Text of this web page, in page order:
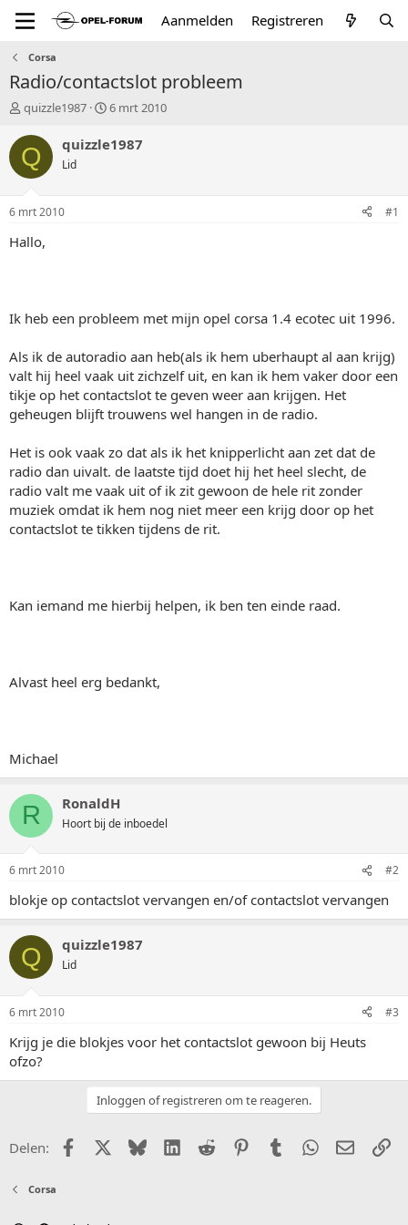
Aanmelden Registreren
Corsa
Radio/contactslot probleem
T
p
i
a
r
quizzle1987
S
a
6 mrt 2010
Q quizzle1987
Lid
6 mrt 2010 #1
Hallo,
Ik heb een probleem met mijn opel corsa 1.4 ecotec uit 1996.
Als ik de autoradio aan heb(als ik hem uberhaupt al aan krijg)
valt hij heel vaak uit zichzelf uit, en kan ik hem vaker door een
tikje op het contactslot te geven weer aan krijgen. Het
geheugen blijft trouwens wel hangen in de radio.
Het is ook vaak zo dat als ik het knipperlicht aan zet dat de
radio dan uivalt. de laatste tijd doet hij het heel slecht, de
radio valt me vaak uit of ik zit gewoon de hele rit zonder
muziek omdat ik hem nog niet meer een krijg door op het
contactslot te tikken tijdens de rit.
Kan iemand me hierbij helpen, ik ben ten einde raad.
Alvast heel erg bedankt,
Michael
R RonaldH
Hoort bij de inboedel
6 mrt 2010 #2
blokje op contactslot vervangen en/of contactslot vervangen
Q quizzle1987
Lid
6 mrt 2010 #3
Krijg je die blokjes voor het contactslot gewoon bij Heuts
ofzo?
Inloggen of registreren om te reageren.
Delen: FacebookX (Twitter)
BlueskyLinkedIn
Reddit PinterestTumblr WhatsApp
E-mail
Corsa